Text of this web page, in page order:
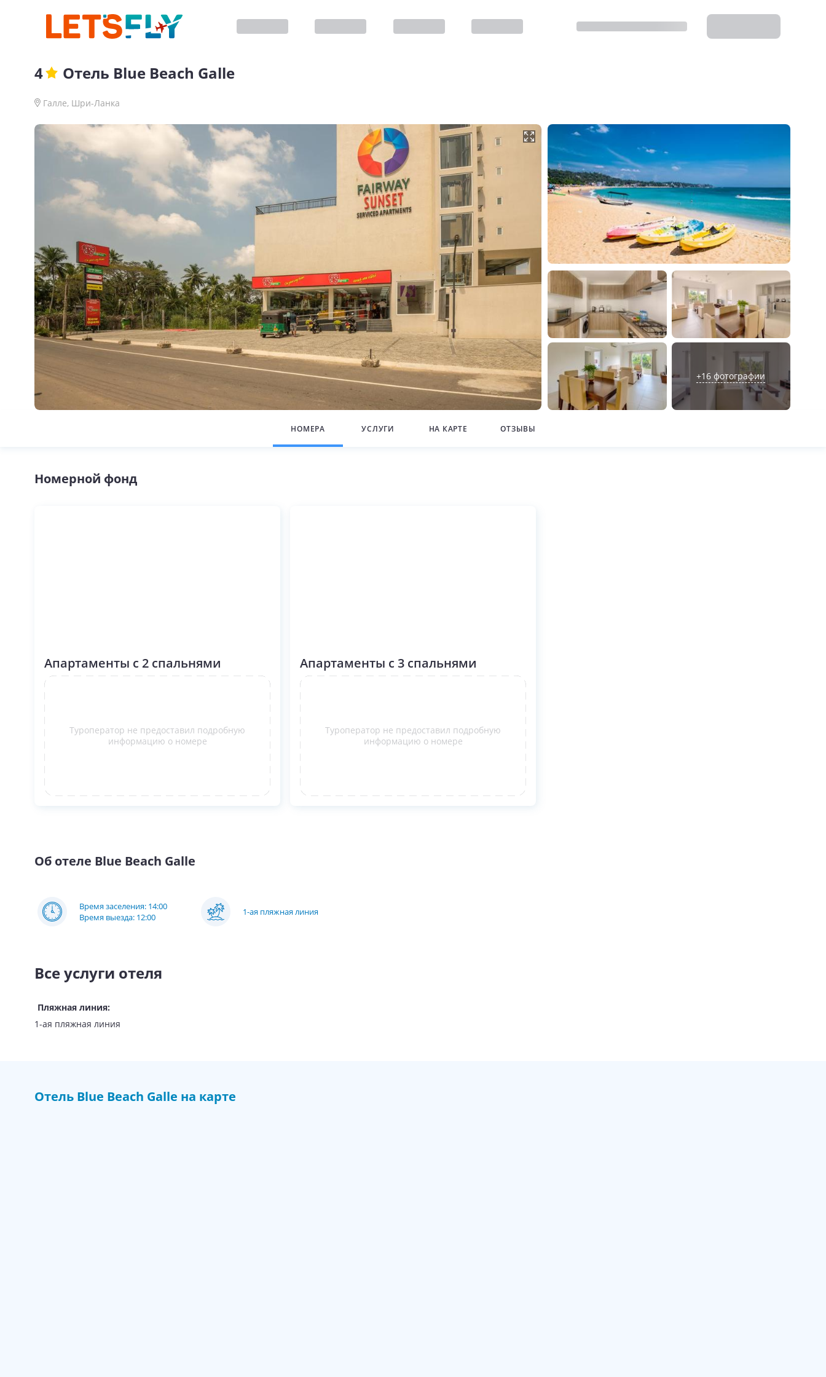
4 Отель Blue Beach Galle
Галле, Шри-Ланка
+16 фотографии
НОМЕРА УСЛУГИ НА КАРТЕ ОТЗЫВЫ
Номерной фонд
Апартаменты с 2 спальнями
Туроператор не предоставил подробную
информацию о номере
Апартаменты с 3 спальнями
Туроператор не предоставил подробную
информацию о номере
Об отеле Blue Beach Galle
Время заселения: 14:00
Время выезда: 12:00
1-ая пляжная линия
Все услуги отеля
Пляжная линия:
1-ая пляжная линия
Отель Blue Beach Galle на карте